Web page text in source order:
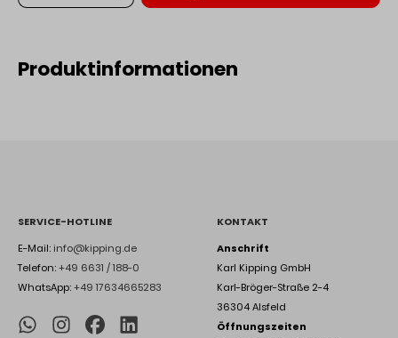
Produktinformationen
SERVICE-HOTLINE
E-Mail:info@kipping.de
Telefon:+49 6631 / 188-0
WhatsApp:+49 17634665283
KONTAKT
Anschrift
Karl Kipping GmbH
Karl-Bröger-Straße 2-4
36304 Alsfeld
Öffnungszeiten